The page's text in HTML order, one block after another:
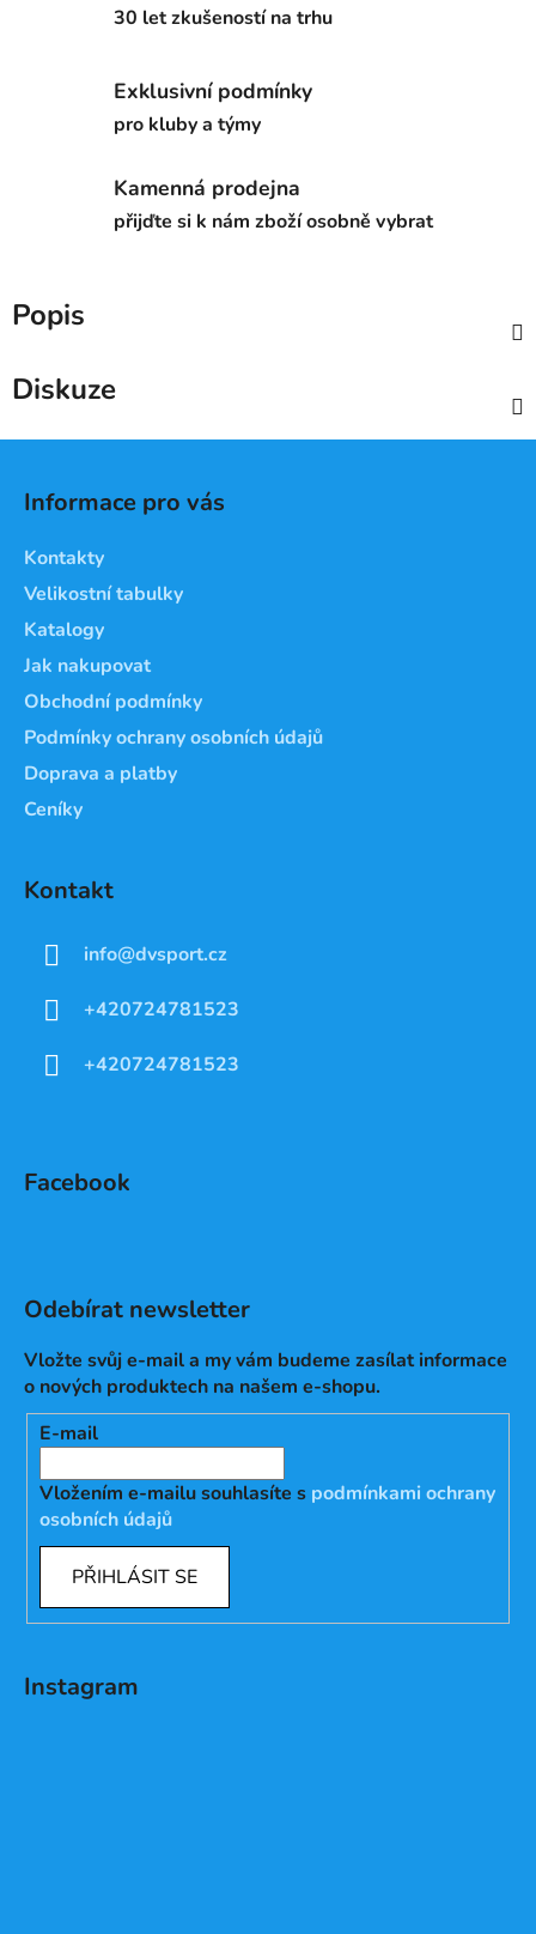
30 let zkušeností na trhu
Exklusivní podmínky
pro kluby a týmy
Kamenná prodejna
přijďte si k nám zboží osobně vybrat
Popis
Diskuze
Informace pro vás
Kontakty
Velikostní tabulky
Katalogy
Jak nakupovat
Obchodní podmínky
Podmínky ochrany osobních údajů
Doprava a platby
Ceníky
Kontakt
info@dvsport.cz
+420724781523
+420724781523
Facebook
Odebírat newsletter
Vložte svůj e-mail a my vám budeme zasílat informace
o nových produktech na našem e-shopu.
E-mail
Vložením e-mailu souhlasíte s podmínkami ochrany
osobních údajů
PŘIHLÁSIT SE
Instagram